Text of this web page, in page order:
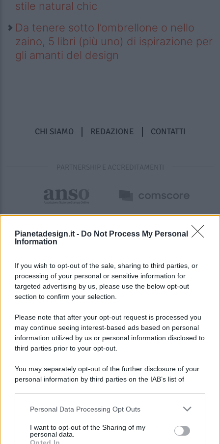
Pianetadesign.it - Do Not Process My Personal
Information
If you wish to opt-out of the sale, sharing to third parties, or
processing of your personal or sensitive information for
targeted advertising by us, please use the below opt-out
section to confirm your selection.
Please note that after your opt-out request is processed you
may continue seeing interest-based ads based on personal
information utilized by us or personal information disclosed to
third parties prior to your opt-out.
You may separately opt-out of the further disclosure of your
personal information by third parties on the IAB’s list of
This information may also be disclosed by us to third parties
disclose it to other third parties.
Personal Data Processing Opt Outs
I want to opt-out of the Sharing of my
personal data.
stile natural chic
Da tenere sotto l’ombrellone o nello
zaino, 5 libri (più uno) di ispirazione per
gli amanti del design
CHI SIAMO REDAZIONE CONTATTI
PARTNERSHIP E ACCREDITAMENTI
© 2026 - Pianeta Design - P.IVA 04827280654 - Testata
Registrata Al Tribunale Di Nocera Inferiore N. 8/2020 - RG N.
ISCRIZIONE AL ROC N. 35792 – ISCRITTA ALL’ANSO
(ASSOCIAZIONE NAZIONALE STAMPA ONLINE)
PREFERENZE PRIVACY